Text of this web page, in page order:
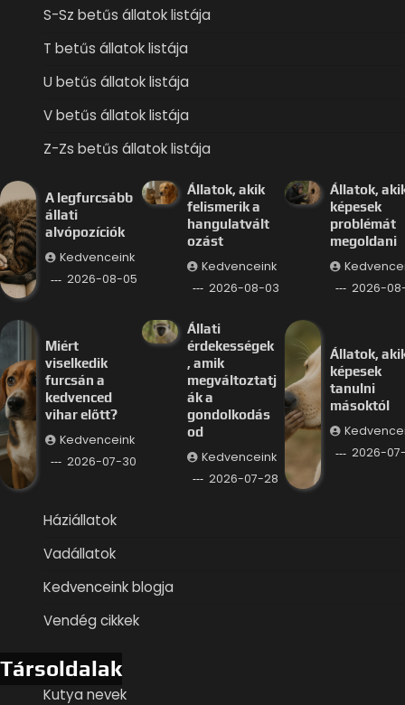
S-Sz betűs állatok listája
T betűs állatok listája
U betűs állatok listája
V betűs állatok listája
Z-Zs betűs állatok listája
A legfurcsább
állati
alvópozíciók
Kedvenceink
2026-08-05
Állatok, akik
felismerik a
hangulatvált
ozást
Kedvenceink
2026-08-03
Állatok,
képesek
problémát
megoldani
2026-
Miért
viselkedik
furcsán a
kedvenced
vihar előtt?
Kedvenceink
2026-07-30
Állati
érdekességek
, amik
megváltoztatj
ák a
gondolkodás
od
Kedvenceink
2026-07-28
Állatok,
képesek
tanulni
másoktól
2026-
Háziállatok
Vadállatok
Kedvenceink blogja
Vendég cikkek
Társoldalak
Kutya nevek